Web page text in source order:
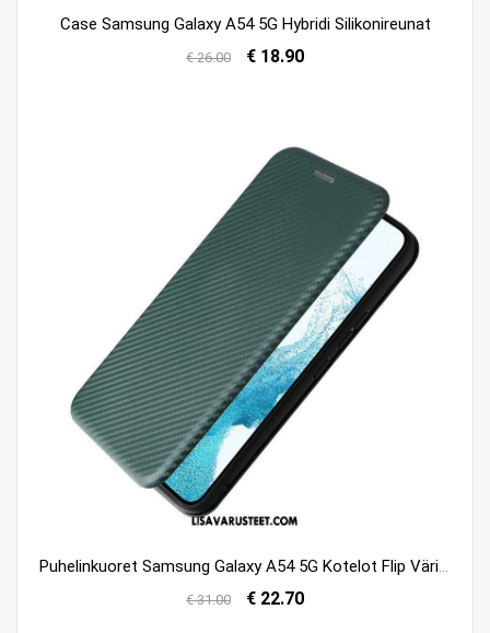
Case Samsung Galaxy A54 5G Hybridi Silikonireunat
€ 26.00 € 18.90
€ 31.00 € 22.70